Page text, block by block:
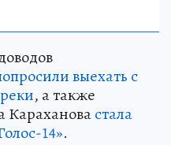
выехать с
, а также
Карахановастала
14».